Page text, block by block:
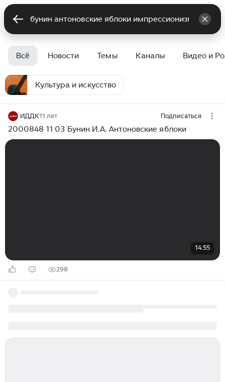
Всё Новости Темы Каналы Видео и
Культура и искусство
ИДДК11 лет Подписаться
2000848 11 03 Бунин И.А. Антоновские яблоки
14:55
298